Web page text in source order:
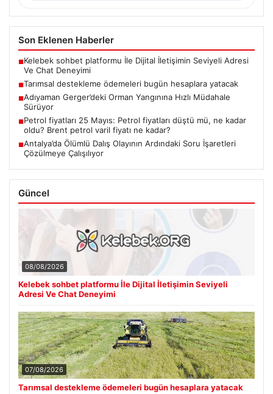
Son Eklenen Haberler
■Kelebek sohbet platformu İle Dijital İletişimin Seviyeli Adresi
Ve Chat Deneyimi
■Tarımsal destekleme ödemeleri bugün hesaplara yatacak
■Adıyaman Gerger’deki Orman Yangınına Hızlı Müdahale
Sürüyor
■Petrol fiyatları 25 Mayıs: Petrol fiyatları düştü mü, ne kadar
oldu? Brent petrol varil fiyatı ne kadar?
■Antalya’da Ölümlü Dalış Olayının Ardındaki Soru İşaretleri
Çözülmeye Çalışılıyor
Güncel
08/08/2026
Kelebek sohbet platformu İle Dijital İletişimin Seviyeli
Adresi Ve Chat Deneyimi
07/08/2026
Tarımsal destekleme ödemeleri bugün hesaplara yatacak